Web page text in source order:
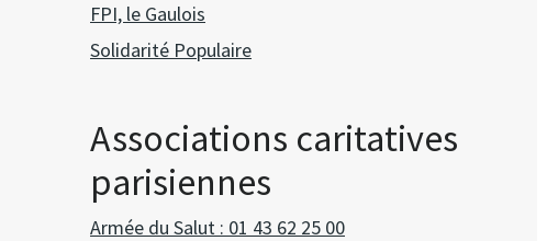
FPI, le Gaulois
Solidarité Populaire
Associations caritatives
parisiennes
Armée du Salut : 01 43 62 25 00